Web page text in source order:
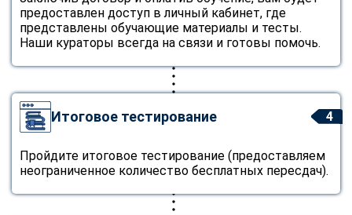
предоставлен доступ в личный кабинет, где
представлены обучающие материалы и тесты.
Наши кураторы всегда на связи и готовы помочь.
4
Итоговое тестирование
Пройдите итоговое тестирование (предоставляем
неограниченное количество бесплатных пересдач).